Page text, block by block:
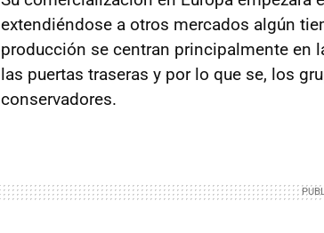
extendiéndose a otros mercados algún
producción se centran principalmente en
las puertas traseras y por lo que se, los
conservadores.